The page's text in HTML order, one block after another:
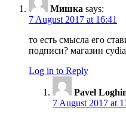
Мишка says:
7 August 2017 at 16:41
то есть смысла его
подписи? магазин
Log in to Reply
Pavel
7 August 2017 at